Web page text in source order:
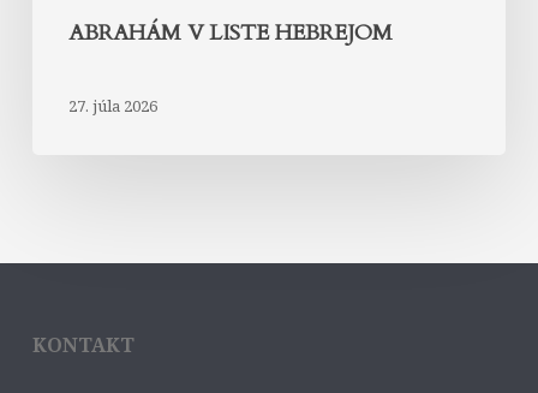
ABRAHÁM V LISTE HEBREJOM
27. júla 2026
KONTAKT